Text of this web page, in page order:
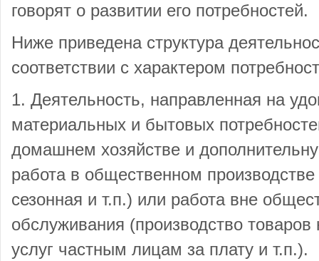
говорят о развитии его потребностей.
Ниже приведена структура
соответствии с характером
1. Деятельность, направленная на
материальных и бытовых
домашнем хозяйстве и
работа в общественном
сезонная и т.п.) или работа вне
обслуживания (производство
услуг частным лицам за плату и т.п.).